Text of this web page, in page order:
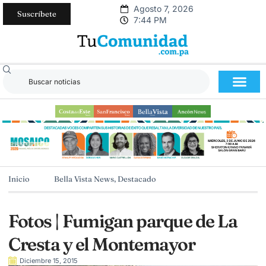
Suscríbete
Agosto 7, 2026
7:44 PM
Inicio Bella Vista News, Destacado
Fotos | Fumigan parque de La
Cresta y el Montemayor
Diciembre 15, 2015